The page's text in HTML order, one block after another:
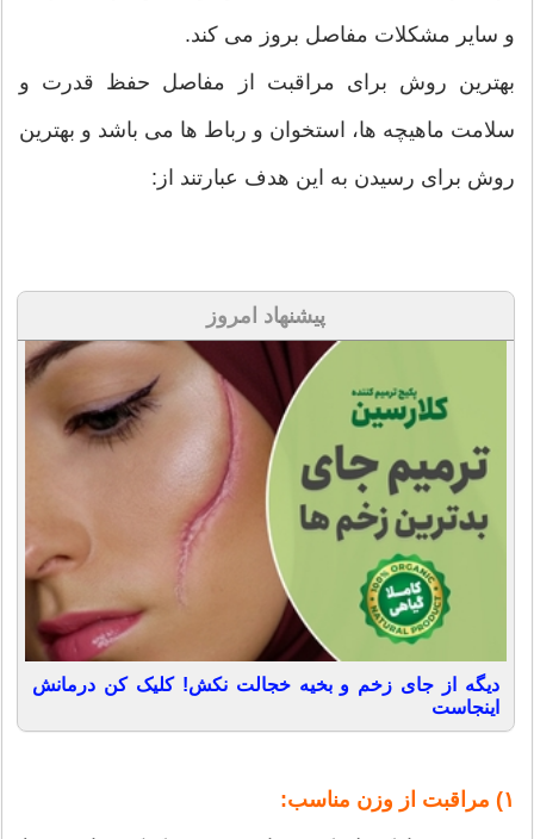
و سایر مشکلات مفاصل بروز می کند.
بهترین روش برای مراقبت از مفاصل حفظ قدرت و
سلامت ماهیچه ها، استخوان و رباط ها می باشد و بهترین
روش برای رسیدن به این هدف عبارتند از:
پیشنهاد امروز
دیگه از جای زخم و بخیه خجالت نکش! کلیک کن درمانش
اینجاست
۱) مراقبت از وزن مناسب: